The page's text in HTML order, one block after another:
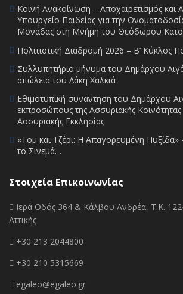
Κοινή Ανακοίνωση – Αποχαιρετισμός και
Υπουργείο Παιδείας για την
Μονάδας στη Μνήμη του Θεόδωρου
Πολιτιστική Διαδρομή 2026 – Β’ Κύκλος
Συλλυπητήριο μήνυμα του Δημάρχου
απώλεια του Λάκη Χαλκιά
Εθιμοτυπική συνάντηση του Δημάρχου
εκπροσώπους της Ασσυριακής Κοινότητας
Ασσυριακής Εκκλησίας
«Τομ και Τζέρι: Η Απαγορευμένη
το Σινεμά…
Στοιχεία Επικοινωνίας
Ιερά Οδός 364 & Κάλβου Ανδρέα, Τ.Κ.
Αττικής
+30 213 2044800
+30 210 5315669
egaleo@egaleo.gr